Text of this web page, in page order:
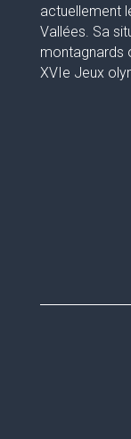
actuellement
Vallées. Sa
montagnards
XVIe Jeux